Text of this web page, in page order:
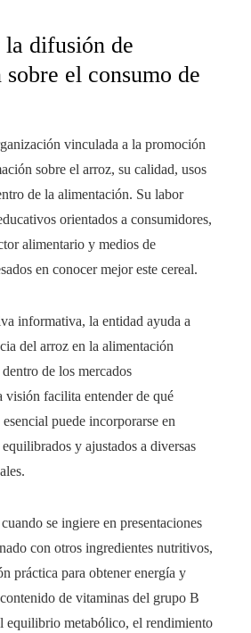
difusión de
el consumo de
vinculada a la promoción
sobre el arroz, su calidad, usos
de la alimentación. Su labor
orientados a consumidores,
alimentario y medios de
en conocer mejor este cereal.
informativa, la entidad ayuda a
del arroz en la alimentación
de los mercados
visión facilita entender de qué
puede incorporarse en
y ajustados a diversas
se ingiere en presentaciones
con otros ingredientes nutritivos,
práctica para obtener energía y
de vitaminas del grupo B
equilibrio metabólico, el rendimiento